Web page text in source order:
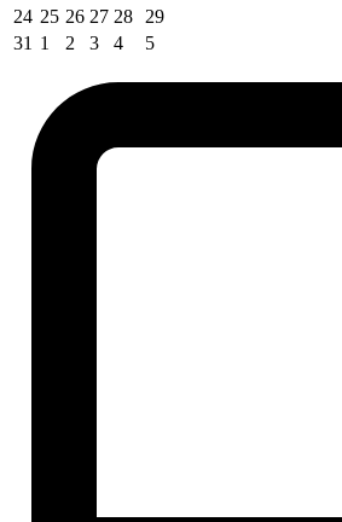
24 25 26 27 28 29
31 1 2 3 4 5